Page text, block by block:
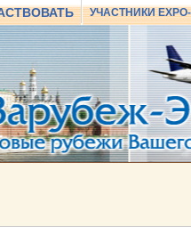
УЧАСТНИКИ EXPO-